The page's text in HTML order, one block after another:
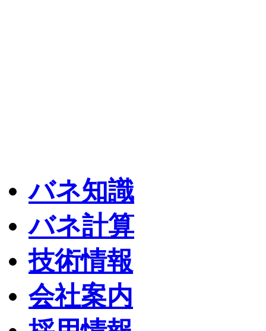
バネ知識
バネ計算
技術情報
会社案内